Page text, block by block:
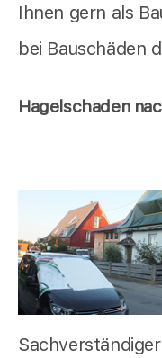
Ihnen gern als
bei Bauschäden
Hagelschaden